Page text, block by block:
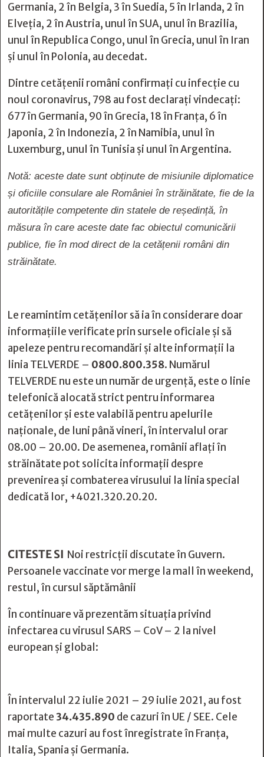
Germania, 2 în Belgia, 3 în Suedia, 5 în Irlanda, 2 în
Elveția, 2 în Austria, unul în SUA, unul în Brazilia,
unul în Republica Congo, unul în Grecia, unul în Iran
și unul în Polonia, au decedat.
Dintre cetățenii români confirmați cu infecție cu
noul coronavirus, 798 au fost declarați vindecați:
677 în Germania, 90 în Grecia, 18 în Franța, 6 în
Japonia, 2 în Indonezia, 2 în Namibia, unul în
Luxemburg, unul în Tunisia și unul în Argentina.
Notă: aceste date sunt obținute de misiunile diplomatice
și oficiile consulare ale României în străinătate, fie de la
autoritățile competente din statele de reședință, în
măsura în care aceste date fac obiectul comunicării
publice, fie în mod direct de la cetățenii români din
străinătate.
Le reamintim cetățenilor să ia în considerare doar
informațiile verificate prin sursele oficiale și să
apeleze pentru recomandări și alte informații la
linia TELVERDE – 0800.800.358. Numărul
TELVERDE nu este un număr de urgență, este o linie
telefonică alocată strict pentru informarea
cetățenilor și este valabilă pentru apelurile
naționale, de luni până vineri, în intervalul orar
08.00 – 20.00. De asemenea, românii aflați în
străinătate pot solicita informații despre
prevenirea și combaterea virusului la linia special
dedicată lor, +4021.320.20.20.
CITESTE SI Noi restricții discutate în Guvern.
Persoanele vaccinate vor merge la mall în weekend,
restul, în cursul săptămânii
În continuare vă prezentăm situația privind
infectarea cu virusul SARS – CoV – 2 la nivel
european și global:
În intervalul 22 iulie 2021 – 29 iulie 2021, au fost
raportate34.435.890 de cazuri în UE / SEE. Cele
mai multe cazuri au fost înregistrate în Franţa,
Italia, Spania și Germania.